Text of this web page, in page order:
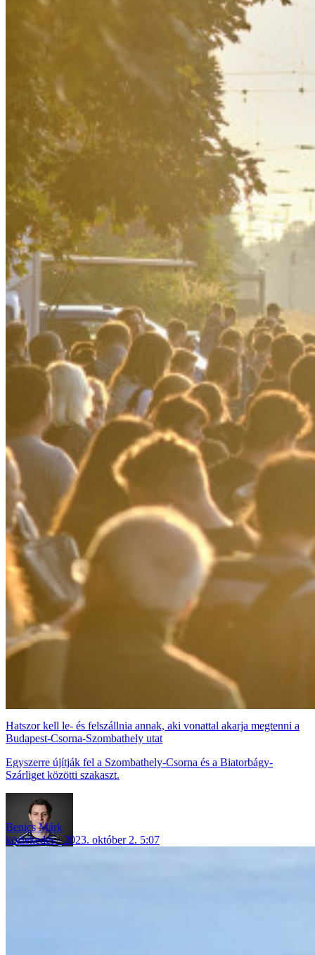
Hatszor kell le- és felszállnia annak, aki vonattal akarja megtenni a
Budapest-Csorna-Szombathely utat
Egyszerre újítják fel a Szombathely-Csorna és a Biatorbágy-
Szárliget közötti szakaszt.
Benics Márk
közlekedés
2023. október 2. 5:07